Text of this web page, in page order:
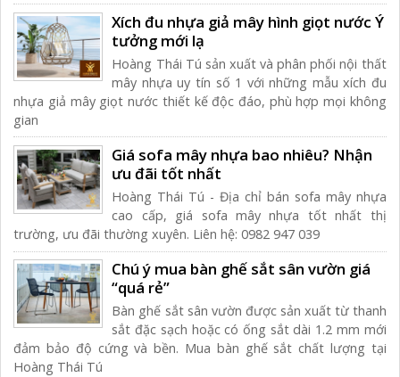
Xích đu nhựa giả mây hình giọt nước Ý
tưởng mới lạ
Hoàng Thái Tú sản xuất và phân phối nội thất
mây nhựa uy tín số 1 với những mẫu xích đu
nhựa giả mây giọt nước thiết kế độc đáo, phù hợp mọi không
gian
Giá sofa mây nhựa bao nhiêu? Nhận
ưu đãi tốt nhất
Hoàng Thái Tú - Địa chỉ bán sofa mây nhựa
cao cấp, giá sofa mây nhựa tốt nhất thị
trường, ưu đãi thường xuyên. Liên hệ: 0982 947 039
Chú ý mua bàn ghế sắt sân vườn giá
“quá rẻ”
Bàn ghế sắt sân vườn được sản xuất từ thanh
sắt đặc sạch hoặc có ống sắt dài 1.2 mm mới
đảm bảo độ cứng và bền. Mua bàn ghế sắt chất lượng tại
Hoàng Thái Tú